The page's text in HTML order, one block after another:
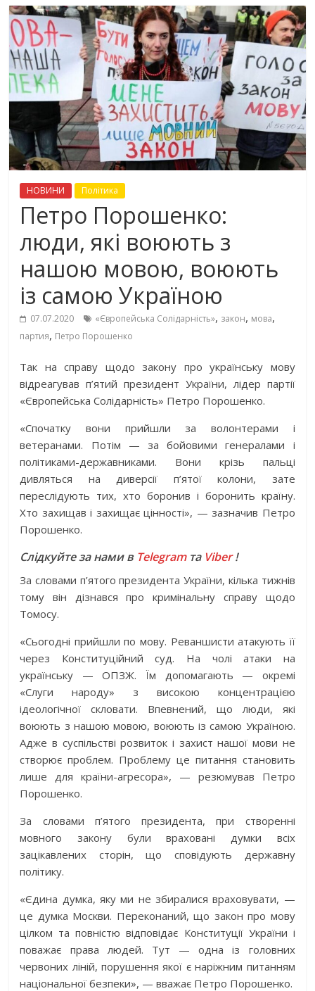
НОВИНИ Політика
Петро Порошенко:
люди, які воюють з
нашою мовою, воюють
із самою Україною
07.07.2020 «Європейська Солідарність», закон, мова,
партия, Петро Порошенко
Так на справу щодо закону про українську мову
відреагував п’ятий президент України, лідер партії
«Європейська Солідарність» Петро Порошенко.
«Cпочатку вони прийшли за волонтерами і
ветеранами. Потім — за бойовими генералами і
політиками-державниками. Вони крізь пальці
дивляться на диверсії п’ятої колони, зате
переслідують тих, хто боронив і боронить країну.
Хто захищав і захищає цінності», — зазначив Петро
Порошенко.
Слідкуйте за нами в Telegramта Viber!
За словами п’ятого президента України, кілька тижнів
тому він дізнався про кримінальну справу щодо
Томосу.
«Сьогодні прийшли по мову. Реваншисти атакують її
через Конституційний суд. На чолі атаки на
українську — ОПЗЖ. Їм допомагають — окремі
«Слуги народу» з високою концентрацією
ідеологічної скловати. Впевнений, що люди, які
воюють з нашою мовою, воюють із самою Україною.
Адже в суспільстві розвиток і захист нашої мови не
створює проблем. Проблему це питання становить
лише для країни-агресора», — резюмував Петро
Порошенко.
За словами п’ятого президента, при створенні
мовного закону були враховані думки всіх
зацікавлених сторін, що сповідують державну
політику.
«Єдина думка, яку ми не збиралися враховувати, —
це думка Москви. Переконаний, що закон про мову
цілком та повністю відповідає Конституції України і
поважає права людей. Тут — одна із головних
червоних ліній, порушення якої є наріжним питанням
національної безпеки», — вважає Петро Порошенко.